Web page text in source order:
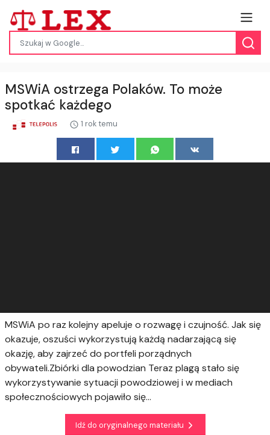
MSWiA ostrzega Polaków. To może
spotkać każdego
1 rok temu
MSWiA po raz kolejny apeluje o rozwagę i czujność. Jak się
okazuje, oszuści wykorzystują każdą nadarzającą się
okazję, aby zajrzeć do portfeli porządnych
obywateli.Zbiórki dla powodzian Teraz plagą stało się
wykorzystywanie sytuacji powodziowej i w mediach
społecznościowych pojawiło się...
Idź do oryginalnego materiału